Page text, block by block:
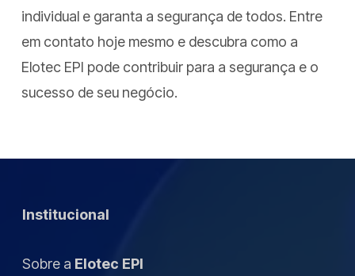
individual e garanta a segurança de todos. Entre
em contato hoje mesmo e descubra como a
Elotec EPI pode contribuir para a segurança e o
sucesso de seu negócio.
Institucional
Sobre a Elotec EPI